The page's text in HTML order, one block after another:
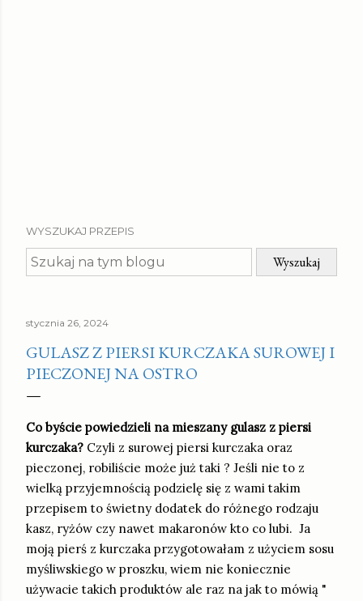
WYSZUKAJ PRZEPIS
stycznia 26, 2024
GULASZ Z PIERSI KURCZAKA SUROWEJ I
PIECZONEJ NA OSTRO
Co byście powiedzieli na mieszany gulasz z piersi
kurczaka? Czyli z surowej piersi kurczaka oraz
pieczonej, robiliście może już taki ? Jeśli nie to z
wielką przyjemnością podzielę się z wami takim
przepisem to świetny dodatek do różnego rodzaju
kasz, ryżów czy nawet makaronów kto co lubi. Ja
moją pierś z kurczaka przygotowałam z użyciem sosu
myśliwskiego w proszku, wiem nie koniecznie
używacie takich produktów ale raz na jak to mówią "